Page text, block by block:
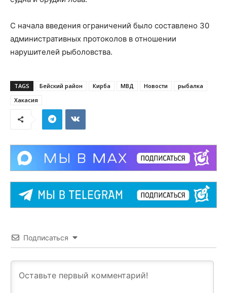
С начала введения ограничений было составлено 30
административных протоколов в отношении
нарушителей рыболовства.
TAGS Бейский район Кирба МВД Новости
рыбалка
Хакасия
Подписаться